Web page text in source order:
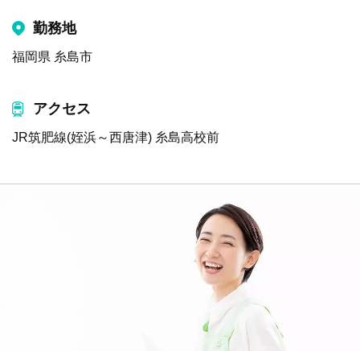
勤務地
福岡県 糸島市
アクセス
JR筑肥線(姪浜～西唐津) 糸島高校前